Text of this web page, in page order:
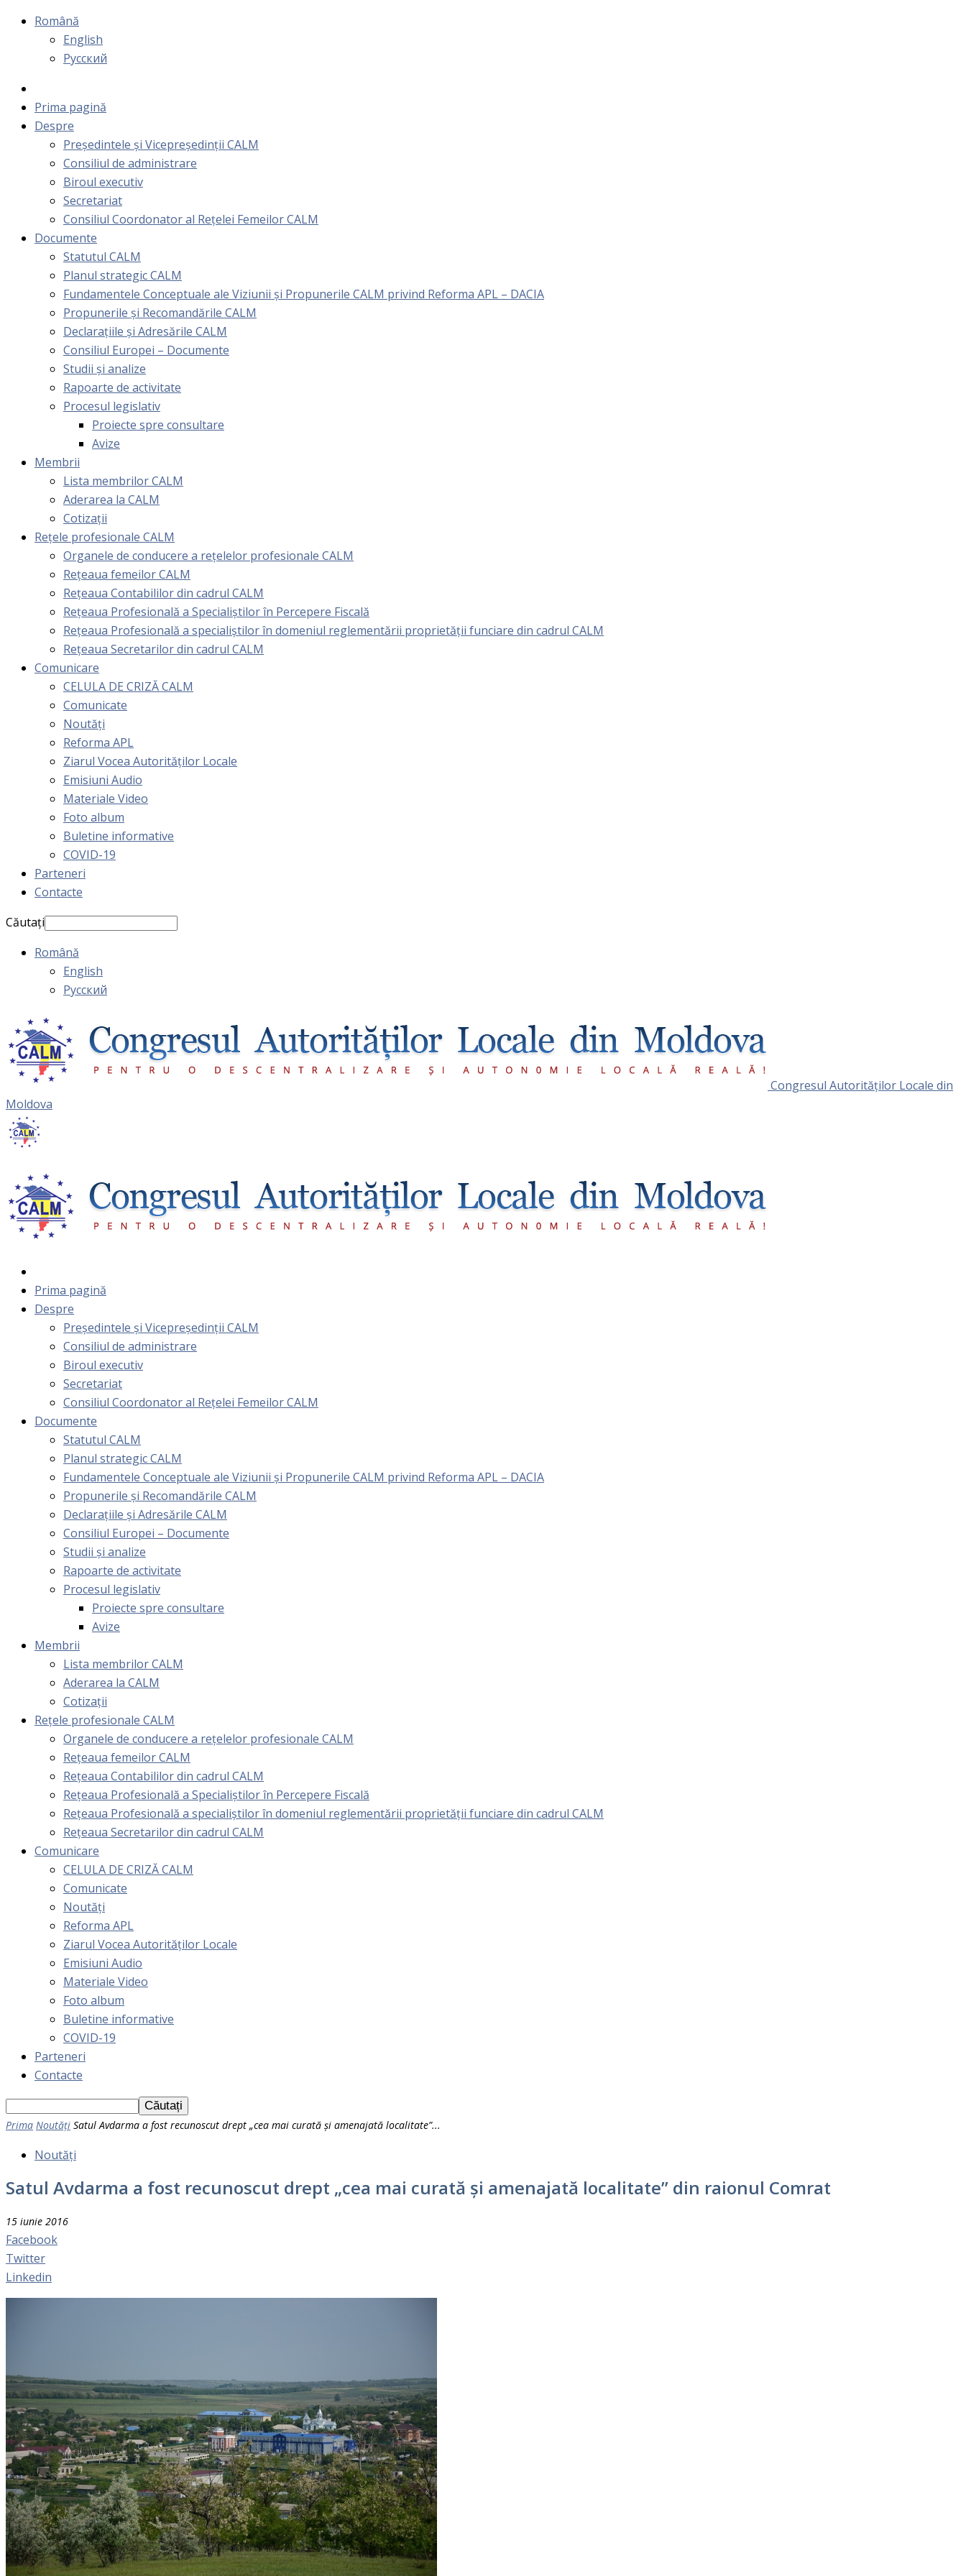
Română
English
Русский
Prima pagină
Despre
Președintele și Vicepreședinții CALM
Consiliul de administrare
Biroul executiv
Secretariat
Consiliul Coordonator al Rețelei Femeilor CALM
Documente
Statutul CALM
Planul strategic CALM
Fundamentele Conceptuale ale Viziunii și Propunerile CALM privind Reforma APL – DACIA
Propunerile și Recomandările CALM
Declarațiile și Adresările CALM
Consiliul Europei – Documente
Studii și analize
Rapoarte de activitate
Procesul legislativ
Proiecte spre consultare
Avize
Membrii
Lista membrilor CALM
Aderarea la CALM
Cotizaţii
Rețele profesionale CALM
Organele de conducere a rețelelor profesionale CALM
Rețeaua femeilor CALM
Rețeaua Contabililor din cadrul CALM
Rețeaua Profesională a Specialiștilor în Percepere Fiscală
Reţeaua Profesională a specialiştilor în domeniul reglementării proprietăţii funciare din cadrul CALM
Rețeaua Secretarilor din cadrul CALM
Comunicare
CELULA DE CRIZĂ CALM
Comunicate
Noutăți
Reforma APL
Ziarul Vocea Autorităților Locale
Emisiuni Audio
Materiale Video
Foto album
Buletine informative
COVID-19
Parteneri
Contacte
Căutați
Română
English
Русский
Congresul Autorităţilor Locale din
Moldova
Prima pagină
Despre
Președintele și Vicepreședinții CALM
Consiliul de administrare
Biroul executiv
Secretariat
Consiliul Coordonator al Rețelei Femeilor CALM
Documente
Statutul CALM
Planul strategic CALM
Fundamentele Conceptuale ale Viziunii și Propunerile CALM privind Reforma APL – DACIA
Propunerile și Recomandările CALM
Declarațiile și Adresările CALM
Consiliul Europei – Documente
Studii și analize
Rapoarte de activitate
Procesul legislativ
Proiecte spre consultare
Avize
Membrii
Lista membrilor CALM
Aderarea la CALM
Cotizaţii
Rețele profesionale CALM
Organele de conducere a rețelelor profesionale CALM
Rețeaua femeilor CALM
Rețeaua Contabililor din cadrul CALM
Rețeaua Profesională a Specialiștilor în Percepere Fiscală
Reţeaua Profesională a specialiştilor în domeniul reglementării proprietăţii funciare din cadrul CALM
Rețeaua Secretarilor din cadrul CALM
Comunicare
CELULA DE CRIZĂ CALM
Comunicate
Noutăți
Reforma APL
Ziarul Vocea Autorităților Locale
Emisiuni Audio
Materiale Video
Foto album
Buletine informative
COVID-19
Parteneri
Contacte
Prima Noutăți Satul Avdarma a fost recunoscut drept „cea mai curată și amenajată localitate”...
Noutăți
Satul Avdarma a fost recunoscut drept „cea mai curată și amenajată localitate” din raionul Comrat
15 iunie 2016
Facebook
Twitter
Linkedin